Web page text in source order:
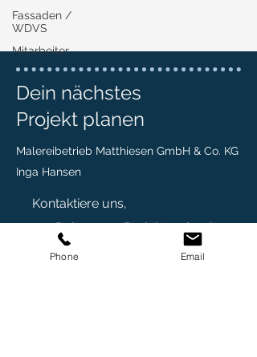
Fassaden /
WDVS
Mitarbeiter
Dein nächstes
Projekt planen
Malereibetrieb Matthiesen GmbH & Co. KG
Inga Hansen
Kontaktiere uns,
um Dein neues Projekt zu beginnen.
Phone Email